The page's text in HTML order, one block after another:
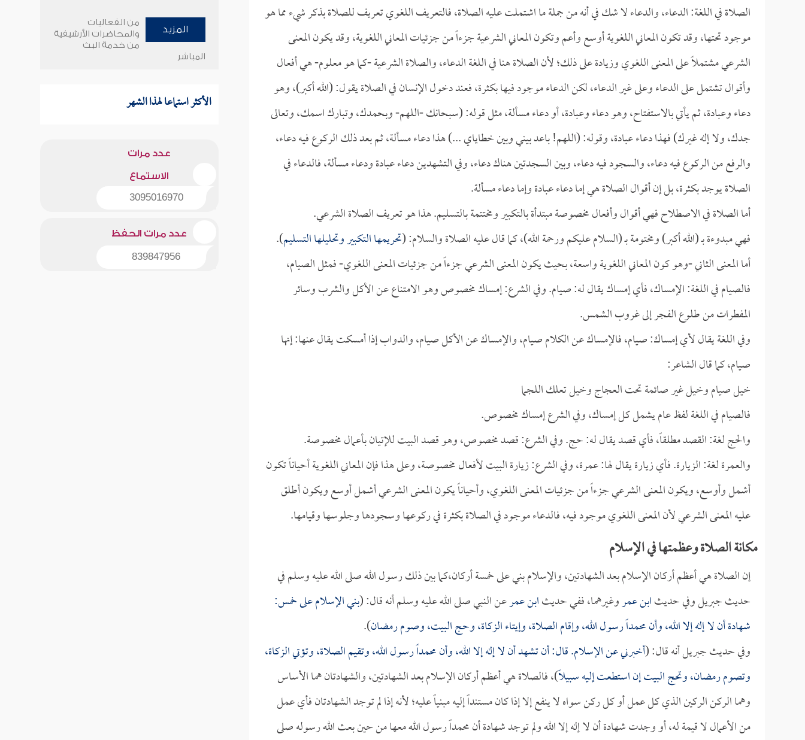
الصلاة في اللغة: الدعاء، والدعاء لا شك في أنه من جملة ما اشتملت عليه الصلاة، فالتعريف اللغوي تعريف للصلاة بذكر شيء مما هو
موجود تحتها، وقد تكون المعاني اللغوية أوسع وأعم وتكون المعاني الشرعية جزءاً من جزئيات المعاني اللغوية، وقد يكون المعنى
الشرعي مشتملاً على المعنى اللغوي وزيادة على ذلك؛ لأن الصلاة هنا في اللغة الدعاء، والصلاة الشرعية -كما هو معلوم- هي أفعال
وأقوال تشتمل على الدعاء وعلى غير الدعاء، لكن الدعاء موجود فيها بكثرة، فعند دخول الإنسان في الصلاة يقول: (الله أكبر)، وهو
دعاء وعبادة، ثم يأتي بالاستفتاح، وهو دعاء وعبادة، أو دعاء مسألة، مثل قوله: (سبحانك -اللهم- وبحمدك، وتبارك اسمك، وتعالى
جدك، ولا إله غيرك) فهذا دعاء عبادة، وقوله: (اللهم! باعد بيني وبين خطاياي ...) هذا دعاء مسألة، ثم بعد ذلك الركوع فيه دعاء،
والرفع من الركوع فيه دعاء، والسجود فيه دعاء، وبين السجدتين هناك دعاء، وفي التشهدين دعاء عبادة ودعاء مسألة، فالدعاء في
الصلاة يوجد بكثرة، بل إن أقوال الصلاة هي إما دعاء عبادة وإما دعاء مسألة.
أما الصلاة في الاصطلاح فهي أقوال وأفعال مخصوصة مبتدأة بالتكبير ومختتمة بالتسليم. هذا هو تعريف الصلاة الشرعي.
فهي مبدوءة بـ (الله أكبر) ومختومة بـ (السلام عليكم ورحمة الله)، كما قال عليه الصلاة والسلام: (تحريمها التكبير وتحليلها التسليم).
أما المعنى الثاني -وهو كون المعاني اللغوية واسعة، بحيث يكون المعنى الشرعي جزءاً من جزئيات المعنى اللغوي- فمثل الصيام،
فالصيام في اللغة: الإمساك، فأي إمساك يقال له: صيام. وفي الشرع: إمساك مخصوص وهو الامتناع عن الأكل والشرب وسائر
المفطرات من طلوع الفجر إلى غروب الشمس.
وفي اللغة يقال لأي إمساك: صيام، فالإمساك عن الكلام صيام، والإمساك عن الأكل صيام، والدواب إذا أمسكت يقال عنها: إنها
صيام، كما قال الشاعر:
خيل صيام وخيل غير صائمة تحت العجاج وخيل تعلك اللجما
فالصيام في اللغة لفظ عام يشمل كل إمساك، وفي الشرع إمساك مخصوص.
والحج لغة: القصد مطلقاً، فأي قصد يقال له: حج. وفي الشرع: قصد مخصوص، وهو قصد البيت للإتيان بأعمال مخصوصة.
والعمرة لغة: الزيارة. فأي زيارة يقال لها: عمرة، وفي الشرع: زيارة البيت لأفعال مخصوصة، وعلى هذا فإن المعاني اللغوية أحياناً تكون
أشمل وأوسع، ويكون المعنى الشرعي جزءاً من جزئيات المعنى اللغوي، وأحياناً يكون المعنى الشرعي أشمل أوسع ويكون أطلق
عليه المعنى الشرعي لأن المعنى اللغوي موجود فيه، فالدعاء موجود في الصلاة بكثرة في ركوعها وسجودها وجلوسها وقيامها.
مكانة الصلاة وعظمتها في الإسلام
إن الصلاة هي أعظم أركان الإسلام بعد الشهادتين، والإسلام بني على خمسة أركان،كما بين ذلك رسول الله صلى الله عليه وسلم في
حديث جبريل وفي حديثابن عمروغيرهما، ففي حديثابن عمرعن النبي صلى الله عليه وسلم أنه قال: (بني الإسلام على خمس:
شهادة أن لا إله إلا الله، وأن محمداً رسول الله، وإقام الصلاة، وإيتاء الزكاة، وحج البيت، وصوم رمضان).
وفي حديث جبريل أنه قال: (أخبرني عن الإسلام. قال: أن تشهد أن لا إله إلا الله، وأن محمداً رسول الله، وتقيم الصلاة، وتؤتي الزكاة،
وتصوم رمضان، وتحج البيت إن استطعت إليه سبيلاً)، فالصلاة هي أعظم أركان الإسلام بعد الشهادتين، والشهادتان هما الأساس
وهما الركن الركين الذي كل عمل أو كل ركن سواه لا ينفع إلا إذا كان مستنداً إليه مبنياً عليه؛ لأنه إذا لم توجد الشهادتان فأي عمل
من الأعمال لا قيمة له، أو وجدت شهادة أن لا إله إلا الله ولم توجد شهادة أن محمداً رسول الله معها من حين بعث الله رسوله صلى
المزيد
من الفعاليات
والمحاضرات الأرشيفية
من خدمة البث
المباشر
الأكثر استماعا لهذا الشهر
عدد مرات
الاستماع
3095016970
عدد مرات الحفظ
839847956